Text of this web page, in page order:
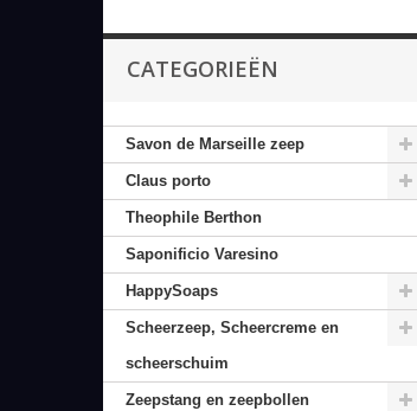
CATEGORIEËN
Savon de Marseille zeep
Claus porto
Theophile Berthon
Saponificio Varesino
HappySoaps
Scheerzeep, Scheercreme en
scheerschuim
Zeepstang en zeepbollen